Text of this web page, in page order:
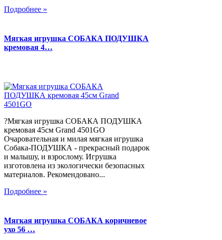
Подробнее »
Мягкая игрушка СОБАКА ПОДУШКА
кремовая 4…
?Мягкая игрушка СОБАКА ПОДУШКА
кремовая 45см Grand 4501GO
Очаровательная и милая мягкая игрушка
Собака-ПОДУШКА - прекрасный подарок
и малышу, и взрослому. Игрушка
изготовлена из экологически безопасных
материалов. Рекомендовано...
Подробнее »
Мягкая игрушка СОБАКА коричневое
ухо 56 …